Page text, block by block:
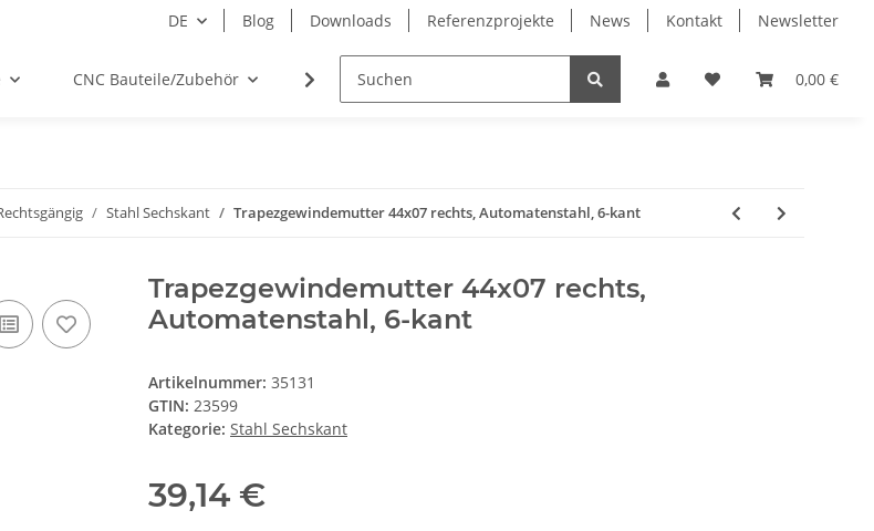
DE Blog Downloads Referenzprojekte News Kontakt Newsletter
0,00 €
CNC Bauteile/Zubehör Elektro Lagertechnik Lineartechnik
Stahl Sechskant Trapezgewindemutter 44x07 rechts, Automatenstahl, 6-kant
Trapezgewindemutter 44x07 rechts,
Automatenstahl, 6-kant
Artikelnummer: 35131
GTIN: 23599
Kategorie: Stahl Sechskant
39,14 €